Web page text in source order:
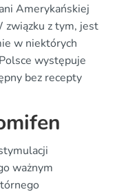
Amerykańskiej
związku z tym, jest
w niektórych
występuje
bez recepty
ważnym